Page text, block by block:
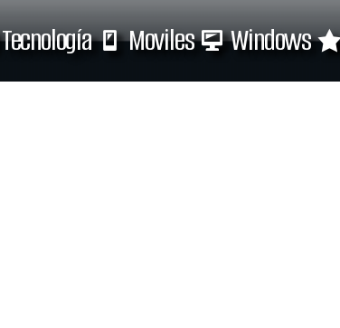
Tecnología Moviles Windows